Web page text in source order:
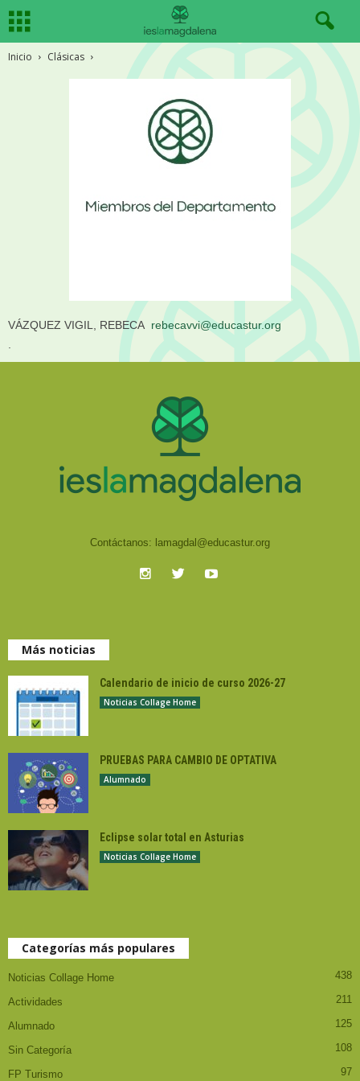
Inicio Clásicas
VÁZQUEZ VIGIL, REBECA rebecavvi@educastur.org
Contáctanos: lamagdal@educastur.org
Más noticias
Calendario de inicio de curso 2026-27
Noticias Collage Home
PRUEBAS PARA CAMBIO DE OPTATIVA
Alumnado
Eclipse solar total en Asturias
Noticias Collage Home
Categorías más populares
Noticias Collage Home 438
Actividades 211
Alumnado 125
Sin Categoría 108
FP Turismo 97